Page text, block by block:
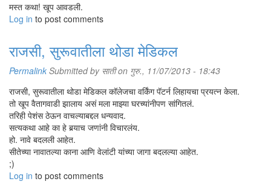
मस्त कथा! खूप आवडली.
Log in to post comments
राजसी, सुरूवातीला थोडा मेडिकल
Permalink Submitted by सातीon गुरु., 11/07/2013 - 18:43
राजसी, सुरूवातीला थोडा मेडिकल कॉलेजचा वर्किंग पॅटर्न लिहायचा प्रयत्न केला.
तो खूप वैतागवाडी झालाय असं मला माझ्या घरच्यांनीपण सांगितलं.
तरिही पेशंस ठेऊन वाचल्याबद्दल धन्यवाद.
सत्यकथा आहे का हे बर्‍याच जणांनी विचारलंय.
हो. नावे बदलली आहेत.
सीतेच्या नावातल्या काना आणि वेलांटी यांच्या जागा बदलल्या आहेत.
;)
Log in to post comments